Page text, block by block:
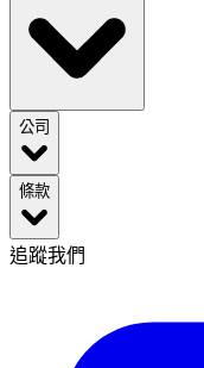
公司
條款
追蹤我們